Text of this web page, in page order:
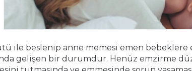
ile beslenip anne memesi emen
gelişen bir durumdur. Henüz emzirme